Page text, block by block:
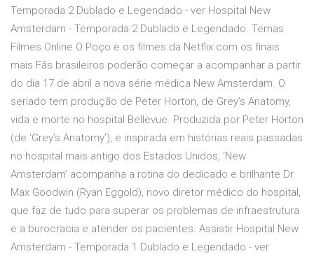
Temporada 2 Dublado e Legendado - ver Hospital New
Amsterdam - Temporada 2 Dublado e Legendado. Temas
Filmes Online O Poço e os filmes da Netflix com os finais
mais Fãs brasileiros poderão começar a acompanhar a partir
do dia 17 de abril a nova série médica New Amsterdam. O
seriado tem produção de Peter Horton, de Grey’s Anatomy,
vida e morte no hospital Bellevue. Produzida por Peter Horton
(de ‘Grey’s Anatomy’), e inspirada em histórias reais passadas
no hospital mais antigo dos Estados Unidos, ‘New
Amsterdam’ acompanha a rotina do dedicado e brilhante Dr.
Max Goodwin (Ryan Eggold), novo diretor médico do hospital,
que faz de tudo para superar os problemas de infraestrutura
e a burocracia e atender os pacientes. Assistir Hospital New
Amsterdam - Temporada 1 Dublado e Legendado - ver